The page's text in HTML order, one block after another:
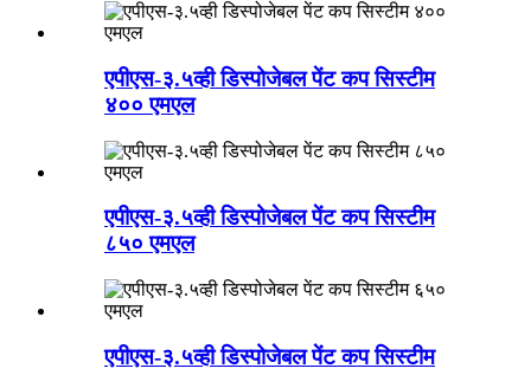
एपीएस-३.५व्ही डिस्पोजेबल पेंट कप सिस्टीम
४०० एमएल
एपीएस-३.५व्ही डिस्पोजेबल पेंट कप सिस्टीम
८५० एमएल
एपीएस-३.५व्ही डिस्पोजेबल पेंट कप सिस्टीम